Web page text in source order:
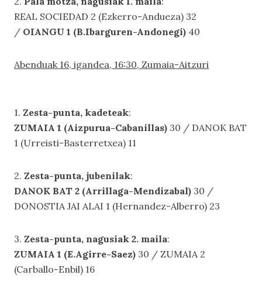
REAL SOCIEDAD 2 (Ezkerro-Andueza) 32
/ OIANGU 1 (B.Ibarguren-Andonegi) 40
Abenduak 16, igandea, 16:30, Zumaia-Aitzuri
1. Zesta-punta, kadeteak:
ZUMAIA 1 (Aizpurua-Cabanillas) 30 / DANOK BAT
1 (Urreisti-Basterretxea) 11
2. Zesta-punta, jubenilak:
DANOK BAT 2 (Arrillaga-Mendizabal) 30 /
DONOSTIA JAI ALAI 1 (Hernandez-Alberro) 23
3. Zesta-punta, nagusiak 2. maila:
ZUMAIA 1 (E.Agirre-Saez) 30 / ZUMAIA 2
(Carballo-Enbil) 16